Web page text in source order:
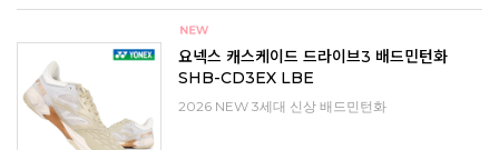
요넥스 캐스케이드 드라이브3 배드민턴화
SHB-CD3EX LBE
2026 NEW 3세대 신상 배드민턴화